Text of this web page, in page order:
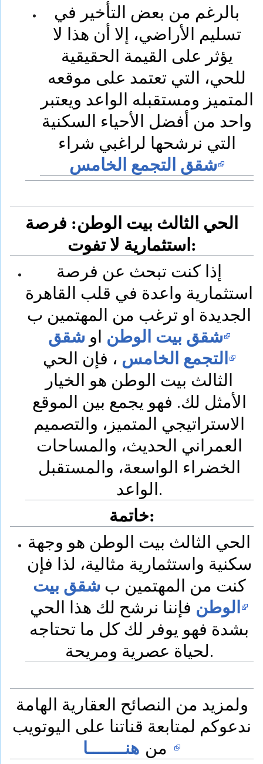
بالرغم من بعض التأخير في
تسليم الأراضي، إلا أن هذا لا
يؤثر على القيمة الحقيقية
للحي، التي تعتمد على موقعه
المتميز ومستقبله الواعد ويعتبر
واحد من أفضل الأحياء السكنية
التي نرشحها لراغبي شراء
شقق التجمع الخامس
الحي الثالث بيت الوطن: فرصة
استثمارية لا تفوت:
إذا كنت تبحث عن فرصة
استثمارية واعدة في قلب القاهرة
الجديدة او ترغب من المهتمين ب
شقق بيت الوطن او شقق
التجمع الخامس ، فإن الحي
الثالث بيت الوطن هو الخيار
الأمثل لك. فهو يجمع بين الموقع
الاستراتيجي المتميز، والتصميم
العمراني الحديث، والمساحات
الخضراء الواسعة، والمستقبل
الواعد.
خاتمة:
الحي الثالث بيت الوطن هو وجهة
سكنية واستثمارية مثالية، لذا فإن
كنت من المهتمين ب شقق بيت
الوطن فإننا نرشح لك هذا الحي
بشدة فهو يوفر لك كل ما تحتاجه
لحياة عصرية ومريحة.
ولمزيد من النصائح العقارية الهامة
ندعوكم لمتابعة قناتنا على اليوتويب
من